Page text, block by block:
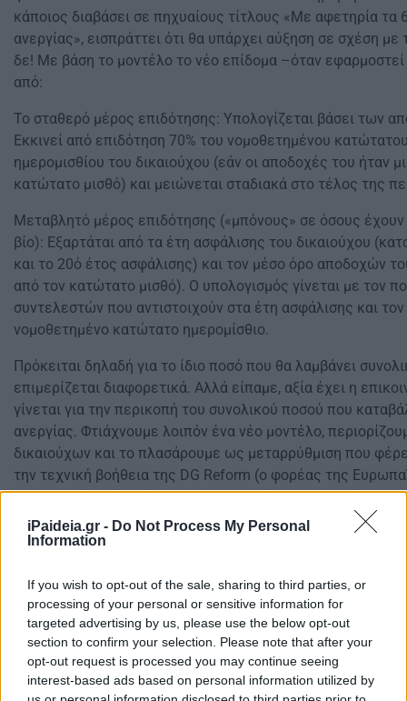
iPaideia.gr - Do Not Process My Personal
Information
If you wish to opt-out of the sale, sharing to third parties, or
processing of your personal or sensitive information for
targeted advertising by us, please use the below opt-out
section to confirm your selection. Please note that after your
opt-out request is processed you may continue seeing
interest-based ads based on personal information utilized by
κάποιος διαβάσει σε πηχυαίους τίτλους «Με αφετηρία
ανεργίας», εισπράττει ότι θα υπάρχει αύξηση σε σχέση
δε! Με βάση το μοντέλο το νέο επίδομα –όταν
από:
Το σταθερό μέρος επιδότησης: Υπολογίζεται βάσει των
Εκκινεί από επιδότηση 70% του νομοθετημένου
ημερομισθίου του δικαιούχου (εάν οι αποδοχές του ήταν
κατώτατο μισθό) και μειώνεται σταδιακά στο τέλος της
Μεταβλητό μέρος επιδότησης («μπόνους» σε όσους
βίο): Εξαρτάται από τα έτη ασφάλισης του δικαιούχου
και το 20ό έτος ασφάλισης) και τον μέσο όρο αποδοχών
από τον κατώτατο μισθό). Ο υπολογισμός γίνεται με τον
συντελεστών που αντιστοιχούν στα έτη ασφάλισης και
νομοθετημένο κατώτατο ημερομίσθιο.
Πρόκειται δηλαδή για το ίδιο ποσό που θα λαμβάνει
επιμερίζεται διαφορετικά. Αλλά είπαμε, αξία έχει η
γίνεται για την περικοπή του συνολικού ποσού που
ανεργίας. Φτιάχνουμε λοιπόν ένα νέο μοντέλο,
δικαιούχων και το πλασάρουμε ως μεταρρύθμιση που
την τεχνική βοήθεια της DG Reform (ο φορέας της
ευρωπαϊκά κράτη-μέλη στην εφαρμογή των τεχνικών και
μεταρρυθμίσεων). Η Ν. Κεραμέως και ο δόκτορας των
Πρωτοψάλτης για να δώσουν βαρύτητα στο πόνημά τους
τεχνικής βοήθειας της DG Reform. Ομως ουδείς την έχει
επτασφράγιστο μυστικό.
Γιώργος Μακράκης: Πιλοτική υποχώρηση σε βάρος των
Είναι γεγονός ότι το επίδομα ανεργίας και ο